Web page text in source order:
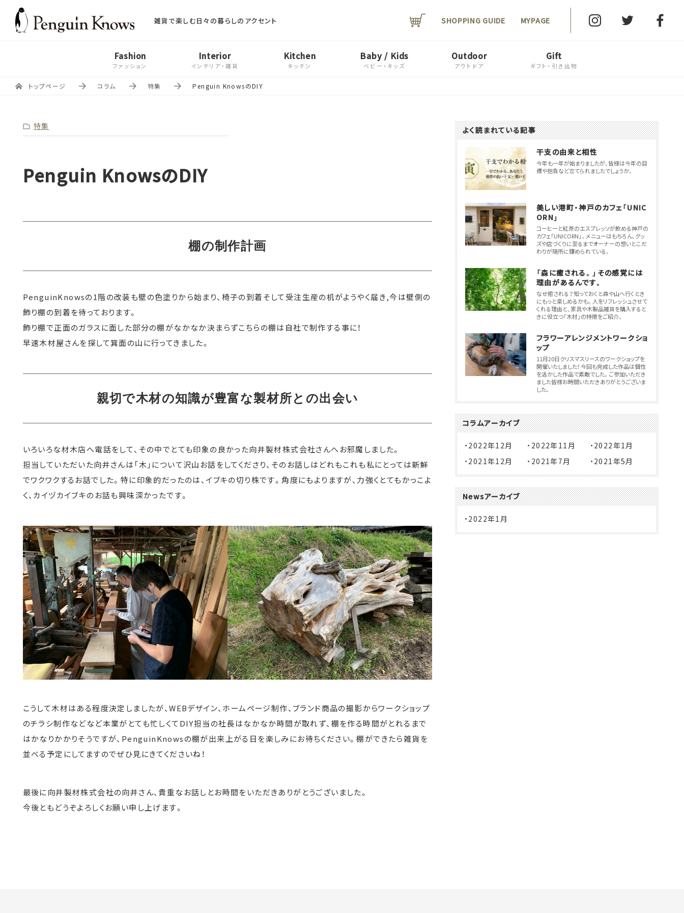
雑貨で楽しむ日々の暮らしのアクセント SHOPPING GUIDE MYPAGE
Fashion
ファッション
Interior
インテリア・雑貨
Kitchen
キッチン
Baby / Kids
ベビー・キッズ
Outdoor
アウトドア
Gift
ギフト・引き出物
トップページ コラム 特集 Penguin KnowsのDIY
特集
Penguin KnowsのDIY
棚の制作計画
PenguinKnowsの1階の改装も壁の色塗りから始まり、椅子の到着そして受注生産の机がようやく届き,今は壁側の
飾り棚の到着を待っております。
飾り棚で正面のガラスに面した部分の棚がなかなか決まらずこちらの棚は自社で制作する事に！
早速木材屋さんを探して箕面の山に行ってきました。
親切で木材の知識が豊富な製材所との出会い
いろいろな材木店へ電話をして、その中でとても印象の良かった向井製材株式会社さんへお邪魔しました。
担当していただいた向井さんは「木」について沢山お話をしてくださり、そのお話しはどれもこれも私にとっては新鮮
でワクワクするお話でした。特に印象的だったのは、イブキの切り株です。角度にもよりますが、力強くとてもかっこよ
く、カイヅカイブキのお話も興味深かったです。
こうして木材はある程度決定しましたが、WEBデザイン、ホームページ制作、ブランド商品の撮影からワークショップ
のチラシ制作などなど本業がとても忙しくてDIY担当の社長はなかなか時間が取れず、棚を作る時間がとれるまで
はかなりかかりそうですが、PenguinKnowsの棚が出来上がる日を楽しみにお待ちください。棚ができたら雑貨を
並べる予定にしてますのでぜひ見にきてくださいね！
最後に向井製材株式会社の向井さん、貴重なお話しとお時間をいただきありがとうございました。
今後ともどうぞよろしくお願い申し上げます。
よく読まれている記事
干支の由来と相性
今年も一年が始まりましたが、皆様は今年の目
標や抱負など立てられましたでしょうか。
美しい港町・神戸のカフェ「UNIC
ORN」
コーヒーと紅茶のエスプレッソが飲める神戸の
カフェ「UNICORN」。メニューはもちろん、グッ
ズや店づくりに至るまでオーナーの想いとこだ
わりが随所に鏤められている。
「森に癒される。」その感覚には
理由があるんです。
なぜ癒される？知っておくと森や山へ行くとき
にもっと楽しめるかも。人をリフレッシュさせて
くれる理由と、家具や木製品雑貨を購入すると
きに役立つ「木材」の特徴をご紹介。
フラワーアレンジメントワークショ
ップ
11月20日クリスマスリースのワークショップを
開催いたしました！ 今回も完成した作品は個性
を活かした作品で素敵でした。ご参加いただき
ました皆様お時間いただきありがとうございま
した。
コラムアーカイブ
2022年12月 2022年11月
2022年1月
2021年12月
2021年7月 2021年5月
Newsアーカイブ
2022年1月